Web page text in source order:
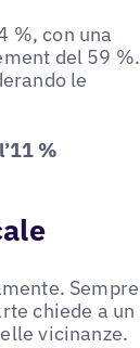
%, con una
del 59 %.
le
%
Sempre
chiede a un
vicinanze.